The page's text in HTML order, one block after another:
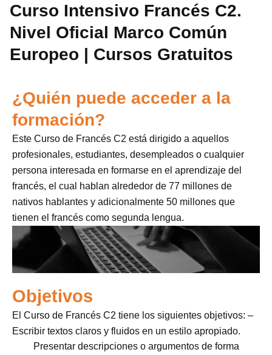
Curso Intensivo Francés C2.
Nivel Oficial Marco Común
Europeo | Cursos Gratuitos
¿Quién puede acceder a la
formación?
Este Curso de Francés C2 está dirigido a aquellos
profesionales, estudiantes, desempleados o cualquier
persona interesada en formarse en el aprendizaje del
francés, el cual hablan alrededor de 77 millones de
nativos hablantes y adicionalmente 50 millones que
tienen el francés como segunda lengua.
Objetivos
El Curso de Francés C2 tiene los siguientes objetivos: –
Escribir textos claros y fluidos en un estilo apropiado.
Presentar descripciones o argumentos de forma